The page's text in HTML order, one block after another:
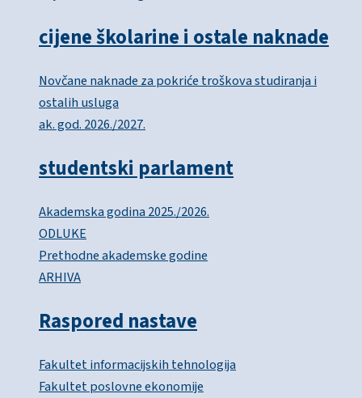
cijene školarine i ostale naknade
Novčane naknade za pokriće troškova studiranja i
ostalih usluga
ak. god. 2026./2027.
studentski parlament
Akademska godina 2025./2026.
ODLUKE
Prethodne akademske godine
ARHIVA
Raspored nastave
Fakultet informacijskih tehnologija
Fakultet poslovne ekonomije